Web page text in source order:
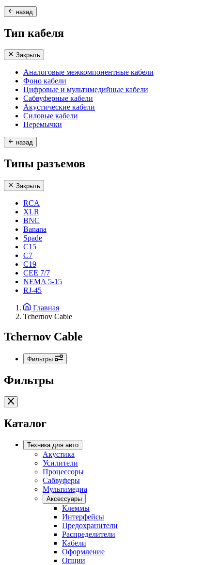
назад
Тип кабеля
Закрыть
Аналоговые межкомпонентные кабели
Фоно кабели
Цифровые и мультимедийные кабели
Сабвуферные кабели
Акустические кабели
Силовые кабели
Перемычки
назад
Типы разъемов
Закрыть
RCA
XLR
BNC
Banana
Spade
C15
С7
C19
CEE 7/7
NEMA 5-15
RJ-45
Главная
Tchernov Cable
Tchernov Cable
Фильтры
Фильтры
Каталог
Техника для авто
Акустика
Усилители
Процессоры
Сабвуферы
Мультимедиа
Аксессуары
Клеммы
Интерфейсы
Предохранители
Распределители
Кабели
Оформление
Опции